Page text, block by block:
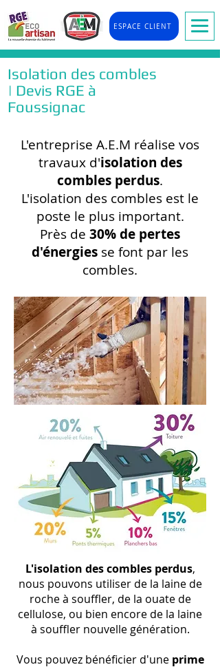
ESPACE CLIENT
Isolation des combles
| Devis RGE à
Foussignac
L'entreprise A.E.M réalise vos
travaux d'isolation des
combles perdus.
L'isolation des combles est le
poste le plus important.
Près de 30% de pertes
d'énergies se font par les
combles.
L'isolation des combles perdus,
nous pouvons utiliser de la laine de
roche à souffler, de la ouate de
cellulose, ou bien encore de la laine
à souffler nouvelle génération.
Vous pouvez bénéficier d'uneprime